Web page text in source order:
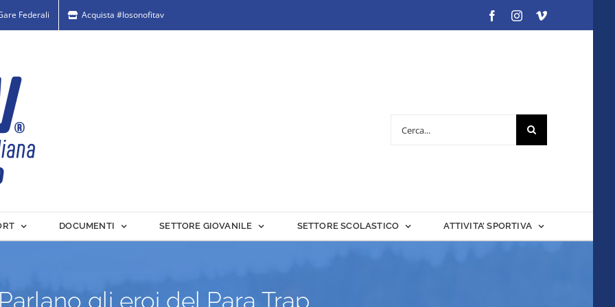
Federali Acquista #Iosonofitav FacebookInstagramVimeo
DOCUMENTI SETTORE GIOVANILE SETTORE SCOLASTICO ATTIVITA’ SPORTIVA
Parlano gli eroi del Para Trap